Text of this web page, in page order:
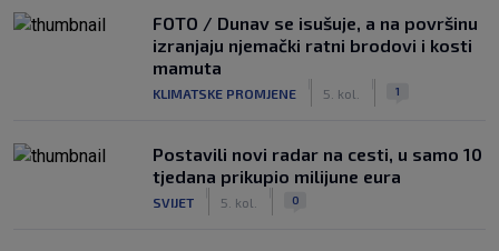
FOTO / Dunav se isušuje, a na površinu
izranjaju njemački ratni brodovi i kosti
mamuta
KLIMATSKE PROMJENE 5. kol. 1
Postavili novi radar na cesti, u samo 10
tjedana prikupio milijune eura
SVIJET 5. kol. 0